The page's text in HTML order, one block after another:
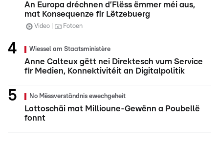
An Europa dréchnen d’Flëss ëmmer méi aus,
mat Konsequenze fir Lëtzebuerg
Video Fotoen
Wiessel am Staatsministère
Anne Calteux gëtt nei Direktesch vum Service
fir Medien, Konnektivitéit an Digitalpolitik
No Mëssverständnis ewechgeheit
Lottoschäi mat Millioune-Gewënn a Poubellë
fonnt